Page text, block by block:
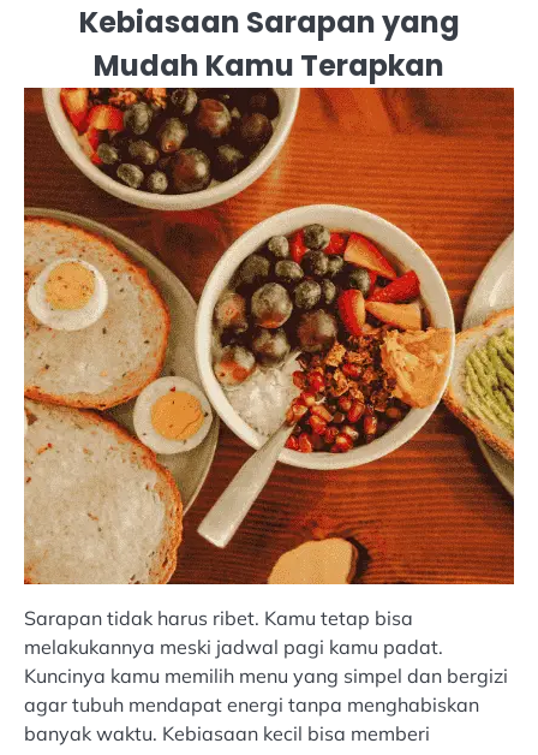
Kebiasaan Sarapan yang
Mudah Kamu Terapkan
Sarapan tidak harus ribet. Kamu tetap bisa
melakukannya meski jadwal pagi kamu padat.
Kuncinya kamu memilih menu yang simpel dan bergizi
agar tubuh mendapat energi tanpa menghabiskan
banyak waktu. Kebiasaan kecil bisa memberi